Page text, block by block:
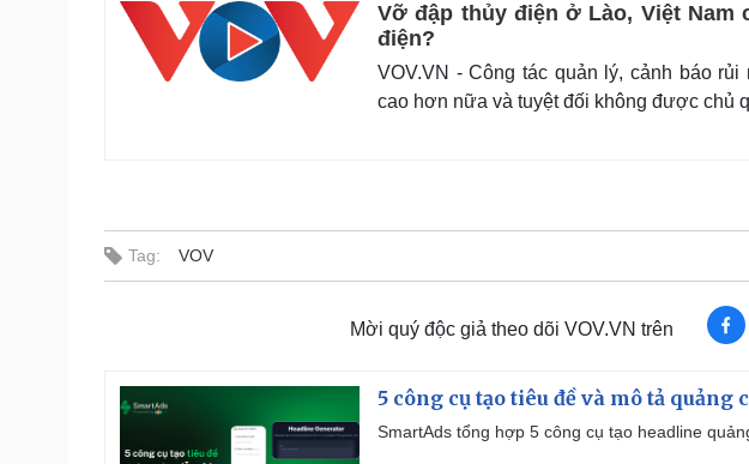
Vỡ đập thủy điện ở Lào, Việt
điện?
VOV.VN - Công tác quản lý, cảnh báo
cao hơn nữa và tuyệt đối không được chủ
Tag: VOV
Mời quý độc giả theo dõi VOV.VN trên
5 công cụ tạo tiêu đề và mô tả quảng
SmartAds tổng hợp 5 công cụ tạo headline